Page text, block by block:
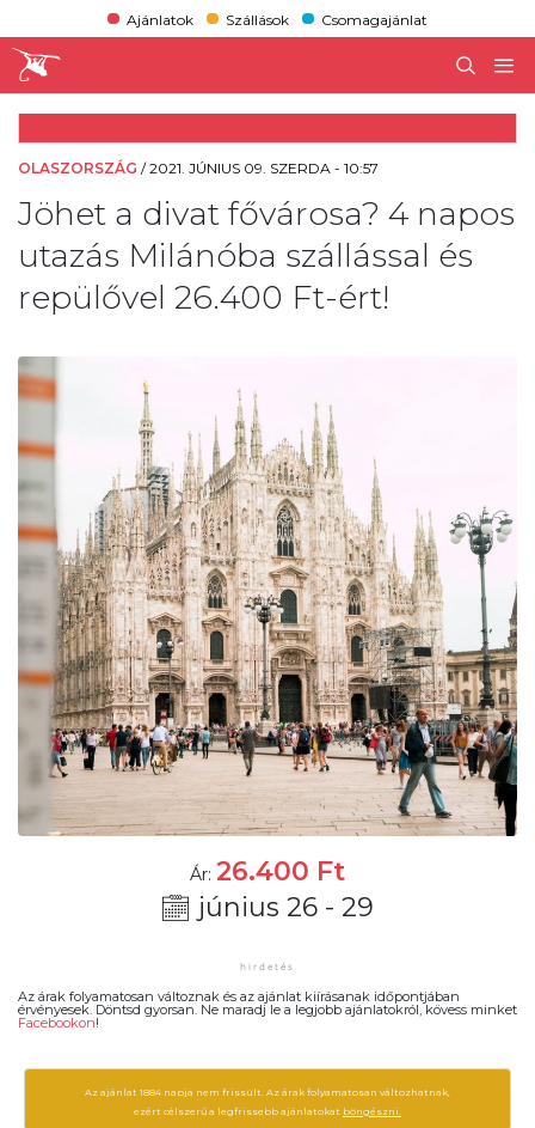
Ajánlatok Szállások Csomagajánlat
OLASZORSZÁG /2021. JÚNIUS 09. SZERDA - 10:57
Jöhet a divat fővárosa? 4 napos
utazás Milánóba szállással és
repülővel 26.400 Ft-ért!
Ár: 26.400 Ft
június 26 - 29
Az árak folyamatosan változnak és az ajánlat kiírásanak időpontjában
érvényesek. Döntsd gyorsan. Ne maradj le a legjobb ajánlatokról, kövess minket
Facebookon!
Az ajánlat 1884 napja nem frissült. Az árak folyamatosan változhatnak,
ezért célszerű a legfrissebb ajánlatokat böngészni.